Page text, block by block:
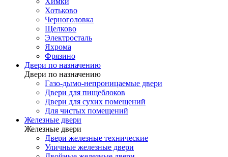
Хотьково
Черноголовка
Щелково
Электросталь
Яхрома
Фрязино
Двери по назначению
Двери по назначению
Газо-дымо-непроницаемые двери
Двери для пищеблоков
Двери для сухих помещений
Для чистых помещений
Железные двери
Железные двери
Двери железные технические
Уличные железные двери